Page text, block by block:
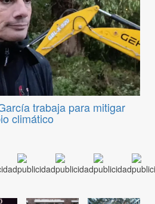
trabaja para mitigar
climático